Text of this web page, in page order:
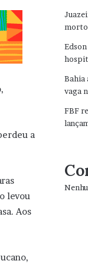
a
levou
Aos
morto
Bahia
vaga
FBF